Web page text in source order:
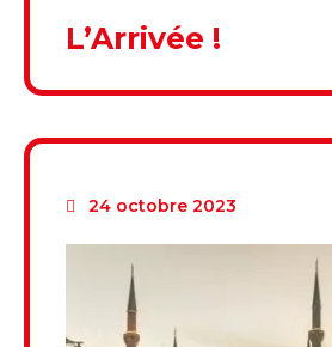
L’Arrivée !
24 octobre 2023